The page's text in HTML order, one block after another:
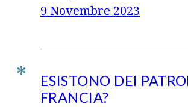
9 Novembre 2023
ESISTONO DEI
FRANCIA?